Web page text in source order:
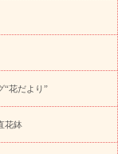
特集
お祝い商品一覧
い
“花だより”
花鉢